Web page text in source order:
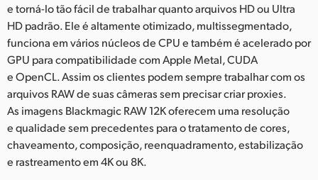
e torná-lo tão fácil de trabalhar quanto arquivos HD ou Ultra
HD padrão. Ele é altamente otimizado, multissegmentado,
funciona em vários núcleos de CPU e também é acelerado por
GPU para compatibilidade com Apple Metal, CUDA
e OpenCL. Assim os clientes podem sempre trabalhar com os
arquivos RAW de suas câmeras sem precisar criar proxies.
As imagens Blackmagic RAW 12K oferecem uma resolução
e qualidade sem precedentes para o tratamento de cores,
chaveamento, composição, reenquadramento, estabilização
e rastreamento em 4K ou 8K.